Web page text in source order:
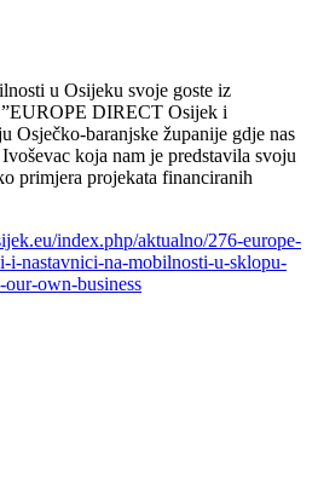
u Osijeku svoje goste iz
DIRECT Osijek i
Osječko-baranjske županije gdje nas
koja nam je predstavila svoju
primjera projekata financiranih
index.php/aktualno/276-europe-
i-nastavnici-na-mobilnosti-u-sklopu-
our-own-business